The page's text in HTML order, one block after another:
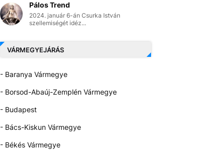
Pálos Trend
2024. január 6-án Csurka István
szellemiségét idéz...
VÁRMEGYEJÁRÁS
- Baranya Vármegye
- Borsod-Abaúj-Zemplén Vármegye
- Budapest
- Bács-Kiskun Vármegye
- Békés Vármegye